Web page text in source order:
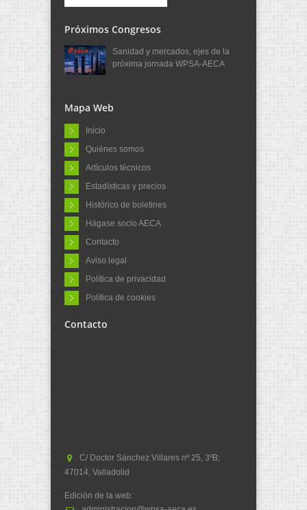
Próximos Congresos
Sanidad y mercados, ejes de la
próxima jornada WPSA-AECA
Mapa Web
Inicio
Quiénes somos
Artículos técnicos
Estadísticas y precios
Histórico de boletines
Hágase socio AECA
Contacto
Aviso legal
Política de privacidad
Política de cookies
Contacto
C/ Doctor Sánchez Villares nº 25, 3ºB;
47014, Valladolid
Edición de la web: